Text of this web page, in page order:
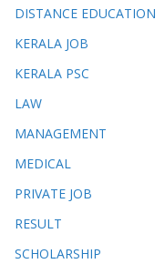
DISTANCE EDUCATION
KERALA JOB
KERALA PSC
LAW
MANAGEMENT
MEDICAL
PRIVATE JOB
RESULT
SCHOLARSHIP